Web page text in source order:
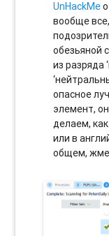
UnHackMe
вообще
обезьяной
из разряда
опасное
элемент,
делаем,
или в
общем,